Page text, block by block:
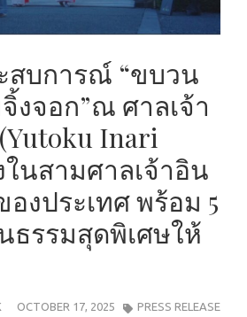
สบการณ์ “ขบวน
งจอก”ณ ศาลเจ้า
Inari
นสามศาลเจ้าอิน
งประเทศ พร้อม 5
รรมสุดพิเศษให้
OCTOBER 17, 2025 PRESS RELEASE